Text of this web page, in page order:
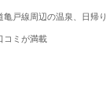
戸線周辺の温泉、日帰
コミが満載